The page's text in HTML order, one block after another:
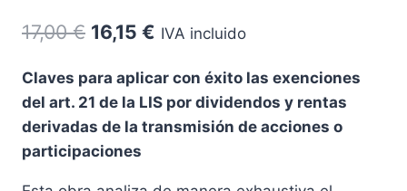
17,00€ El
original
era:
17,00 €.
16,15 € El
actual
es:
IVA incluido
Claves para aplicar con éxito las exenciones
del art. 21 de la LIS por dividendos y rentas
derivadas de la transmisión de acciones o
participaciones